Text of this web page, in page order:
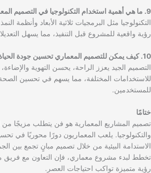
9. ما هي أهمية استخدام التكنولوجيا في التصميم المعماري؟
التكنولوجيا مثل البرمجيات ثلاثية الأبعاد وأنظمة
رؤية واقعية للمشروع قبل التنفيذ، مما يسهل
10. كيف يمكن للتصميم المعماري تحسين جودة الحياة؟
التصميم الجيد يعزز الراحة، يحسن التهوية والإضاءة،
للاستخدامات المختلفة، مما يسهم في تحسين
للمستخدمين.
ختامًا
تصميم المشاريع المعمارية هو فن يتطلب مزيجًا من
والتكنولوجيا. يلعب المعماريون دورًا محوريًا في
الاستدامة البيئية من خلال تصميم مبانٍ تجمع بين
تخطط لبدء مشروع معماري، فإن التعاون مع
رؤية متميزة تواكب احتياجات العصر.